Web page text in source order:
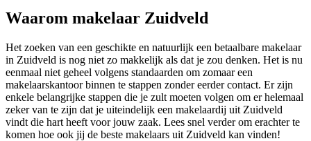
Waarom makelaar Zuidveld
Het zoeken van een geschikte en natuurlijk een betaalbare makelaar
in Zuidveld is nog niet zo makkelijk als dat je zou denken. Het is nu
eenmaal niet geheel volgens standaarden om zomaar een
makelaarskantoor binnen te stappen zonder eerder contact. Er zijn
enkele belangrijke stappen die je zult moeten volgen om er helemaal
zeker van te zijn dat je uiteindelijk een makelaardij uit Zuidveld
vindt die hart heeft voor jouw zaak. Lees snel verder om erachter te
komen hoe ook jij de beste makelaars uit Zuidveld kan vinden!